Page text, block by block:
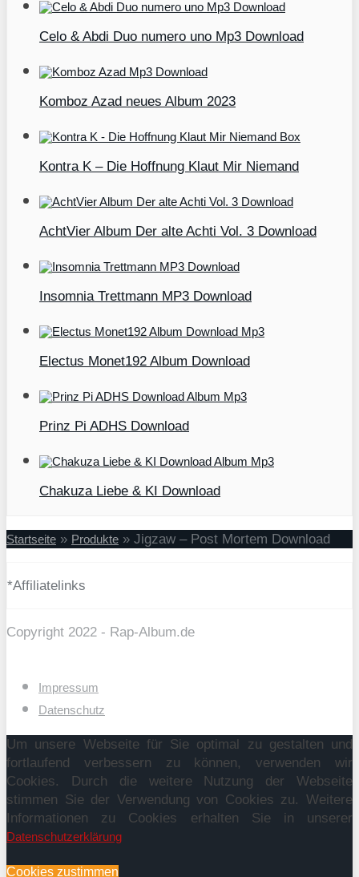
Celo & Abdi Duo numero uno Mp3 Download
Komboz Azad neues Album 2023
Kontra K – Die Hoffnung Klaut Mir Niemand
AchtVier Album Der alte Achti Vol. 3 Download
Insomnia Trettmann MP3 Download
Electus Monet192 Album Download
Prinz Pi ADHS Download
Chakuza Liebe & KI Download
Startseite » Produkte » Jigzaw – Post Mortem Download
*Affiliatelinks
Copyright 2022 - Rap-Album.de
Impressum
Datenschutz
Um unsere Webseite für Sie optimal zu gestalten und
fortlaufend verbessern zu können, verwenden wir
Cookies. Durch die weitere Nutzung der Webseite
stimmen Sie der Verwendung von Cookies zu. Weitere
Informationen zu Cookies erhalten Sie in unserer
Datenschutzerklärung
Cookies zustimmen